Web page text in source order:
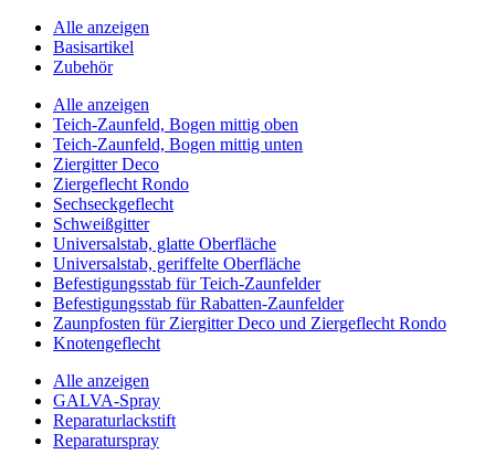
Alle anzeigen
Basisartikel
Zubehör
Alle anzeigen
Teich-Zaunfeld, Bogen mittig oben
Teich-Zaunfeld, Bogen mittig unten
Ziergitter Deco
Ziergeflecht Rondo
Sechseckgeflecht
Schweißgitter
Universalstab, glatte Oberfläche
Universalstab, geriffelte Oberfläche
Befestigungsstab für Teich-Zaunfelder
Befestigungsstab für Rabatten-Zaunfelder
Zaunpfosten für Ziergitter Deco und Ziergeflecht Rondo
Knotengeflecht
Alle anzeigen
GALVA-Spray
Reparaturlackstift
Reparaturspray